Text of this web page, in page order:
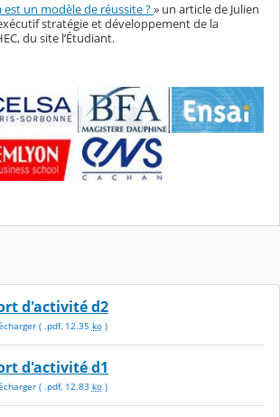
un modèle de réussite ?» un article de Julien
stratégie et développement de la
du site l’Étudiant.
d'activité d2
( .pdf, 12.35 ko)
d'activité d1
( .pdf, 12.83 ko)